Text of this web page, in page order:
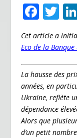
F
ac
e
b
o
o
k
T
w
itt
er
Cet article a
Eco de la
La hausse des
années, en
Ukraine, reflète
dépendance
Alors que
d’un petit